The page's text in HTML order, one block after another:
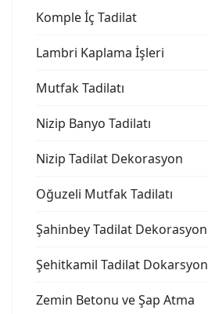
Komple İç Tadilat
Lambri Kaplama İşleri
Mutfak Tadilatı
Nizip Banyo Tadilatı
Nizip Tadilat Dekorasyon
Oğuzeli Mutfak Tadilatı
Şahinbey Tadilat Dekorasyon
Şehitkamil Tadilat Dokarsyon
Zemin Betonu ve Şap Atma